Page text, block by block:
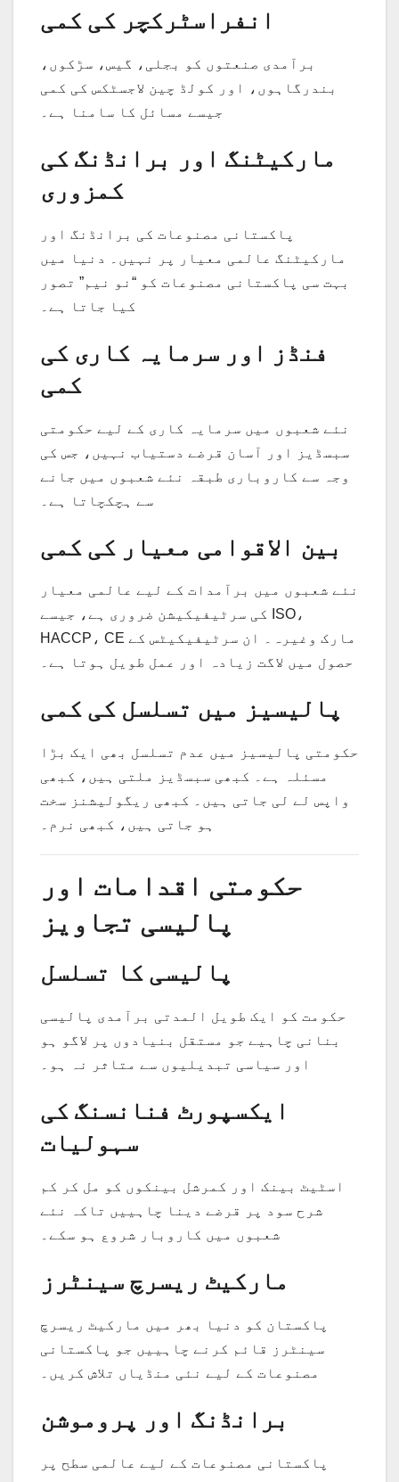
انفراسٹرکچر کی کمی
برآمدی صنعتوں کو بجلی، گیس، سڑکوں،
بندرگاہوں، اور کولڈ چین لاجسٹکس کی کمی
جیسے مسائل کا سامنا ہے۔
مارکیٹنگ اور برانڈنگ کی
کمزوری
پاکستانی مصنوعات کی برانڈنگ اور
مارکیٹنگ عالمی معیار پر نہیں۔ دنیا میں
بہت سی پاکستانی مصنوعات کو “نو نیم” تصور
کیا جاتا ہے۔
فنڈز اور سرمایہ کاری کی
کمی
نئے شعبوں میں سرمایہ کاری کے لیے حکومتی
سبسڈیز اور آسان قرضے دستیاب نہیں، جس کی
وجہ سے کاروباری طبقہ نئے شعبوں میں جانے
سے ہچکچاتا ہے۔
بین الاقوامی معیار کی کمی
نئے شعبوں میں برآمدات کے لیے عالمی معیار
کی سرٹیفیکیشن ضروری ہے، جیسے ISO،
HACCP، CE مارک وغیرہ۔ ان سرٹیفیکیٹس کے
حصول میں لاگت زیادہ اور عمل طویل ہوتا ہے۔
پالیسیز میں تسلسل کی کمی
حکومتی پالیسیز میں عدم تسلسل بھی ایک بڑا
مسئلہ ہے۔ کبھی سبسڈیز ملتی ہیں، کبھی
واپس لے لی جاتی ہیں۔ کبھی ریگولیشنز سخت
ہو جاتی ہیں، کبھی نرم۔
حکومتی اقدامات اور
پالیسی تجاویز
پالیسی کا تسلسل
حکومت کو ایک طویل المدتی برآمدی پالیسی
بنانی چاہیے جو مستقل بنیادوں پر لاگو ہو
اور سیاسی تبدیلیوں سے متاثر نہ ہو۔
ایکسپورٹ فنانسنگ کی
سہولیات
اسٹیٹ بینک اور کمرشل بینکوں کو مل کر کم
شرح سود پر قرضے دینا چاہییں تاکہ نئے
شعبوں میں کاروبار شروع ہو سکے۔
مارکیٹ ریسرچ سینٹرز
پاکستان کو دنیا بھر میں مارکیٹ ریسرچ
سینٹرز قائم کرنے چاہییں جو پاکستانی
مصنوعات کے لیے نئی منڈیاں تلاش کریں۔
برانڈنگ اور پروموشن
پاکستانی مصنوعات کے لیے عالمی سطح پر